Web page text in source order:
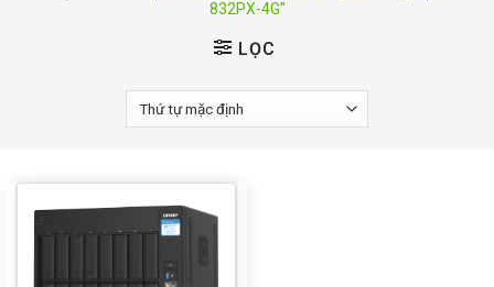
832PX-4G”
LỌC